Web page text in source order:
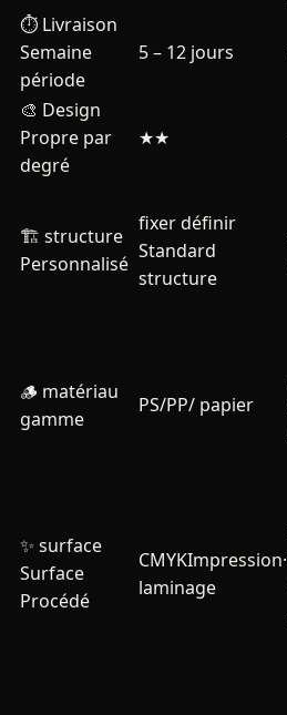
⏱️ Livraison
Semaine
période
5 – 12 jours
🎨 Design
Propre par
degré
★★
🏗️ structure
Personnalisé
fixer définir
Standard
structure
🪵 matériau
gamme
PS/PP/ papier
✨ surface
Surface
Procédé
CMYKImpression·
laminage